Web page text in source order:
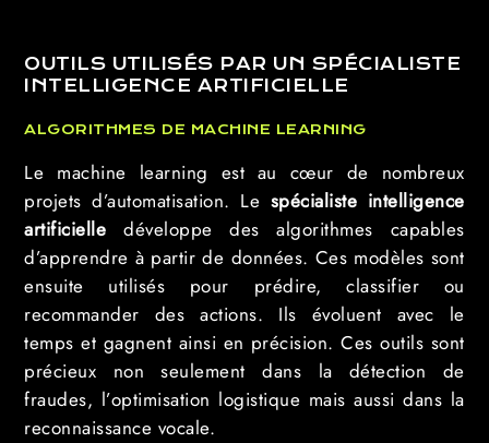
OUTILS UTILISÉS PAR UN SPÉCIALISTE
INTELLIGENCE ARTIFICIELLE
ALGORITHMES DE MACHINE LEARNING
Le machine learning est au cœur de nombreux
projets d’automatisation. Le spécialiste intelligence
artificielle développe des algorithmes capables
d’apprendre à partir de données. Ces modèles sont
ensuite utilisés pour prédire, classifier ou
recommander des actions. Ils évoluent avec le
temps et gagnent ainsi en précision. Ces outils sont
précieux non seulement dans la détection de
fraudes, l’optimisation logistique mais aussi dans la
reconnaissance vocale.